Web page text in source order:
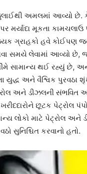
અમલમાં આવ્યો છે.
મર્યાદા મૂકતા કામચલાઉ
હવે કોઈપણ જથ્થા
સમયે લેવામાં આવ્યો છે,
સામાન્ય થઈ રહ્યું છે,
અને વૈશ્વિક પુરવઠા
અને ડીઝલની સંભવિત
છૂટક પેટ્રોલ
લોકો માટે પેટ્રોલ અને
સુનિશ્ચિત કરવાનો હતો.